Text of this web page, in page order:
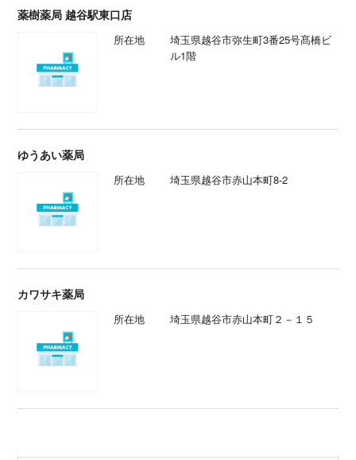
薬樹薬局 越谷駅東口店
所在地
埼玉県越谷市弥生町3番25号髙橋ビ
ル1階
ゆうあい薬局
所在地 埼玉県越谷市赤山本町8-2
カワサキ薬局
所在地 埼玉県越谷市赤山本町２－１５